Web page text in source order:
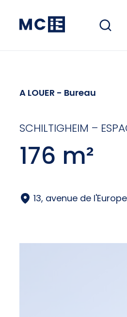
A LOUER - Bureau
SCHILTIGHEIM –
176 m²
13, avenue de